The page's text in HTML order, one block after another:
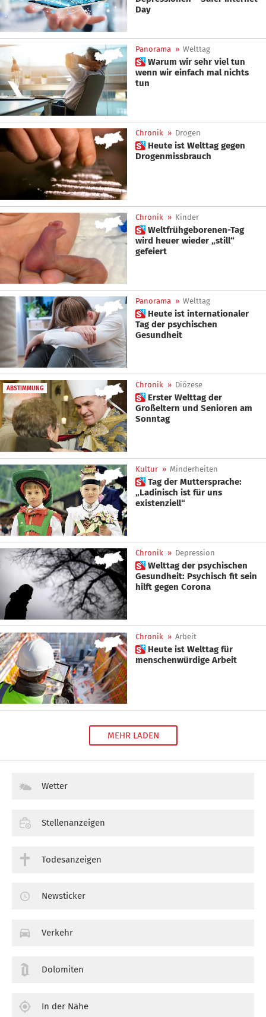
Day
Panorama » Welttag
 Warum wir sehr viel tun
wenn wir einfach mal nichts
tun
Chronik » Drogen
 Heute ist Welttag gegen
Drogenmissbrauch
Chronik » Kinder
 Weltfrühgeborenen-Tag
wird heuer wieder „still“
gefeiert
Panorama » Welttag
 Heute ist internationaler
Tag der psychischen
Gesundheit
ABSTIMMUNG Chronik » Diözese
 Erster Welttag der
Großeltern und Senioren am
Sonntag
Kultur » Minderheiten
 Tag der Muttersprache:
„Ladinisch ist für uns
existenziell“
Chronik » Depression
 Welttag der psychischen
Gesundheit: Psychisch fit sein
hilft gegen Corona
Chronik » Arbeit
 Heute ist Welttag für
menschenwürdige Arbeit
MEHR LADEN
Wetter
Stellenanzeigen
Todesanzeigen
Newsticker
Verkehr
Dolomiten
In der Nähe